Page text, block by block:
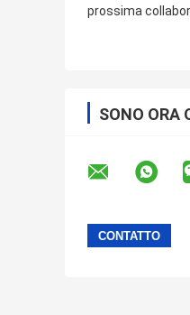
prossima
SONO ORA